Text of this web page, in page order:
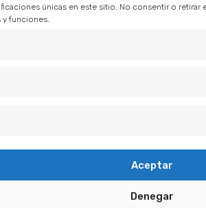
únicas en este sitio. No consentir o
y funciones.
Aceptar
Denegar